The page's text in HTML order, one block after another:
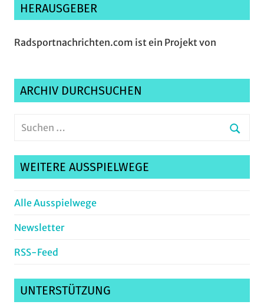
HERAUSGEBER
Radsportnachrichten.com ist ein Projekt von
ARCHIV DURCHSUCHEN
Suchen
WEITERE AUSSPIELWEGE
Alle Ausspielwege
Newsletter
RSS-Feed
UNTERSTÜTZUNG